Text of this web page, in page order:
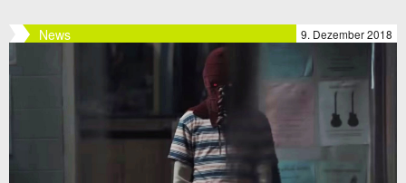
News 9. Dezember 2018